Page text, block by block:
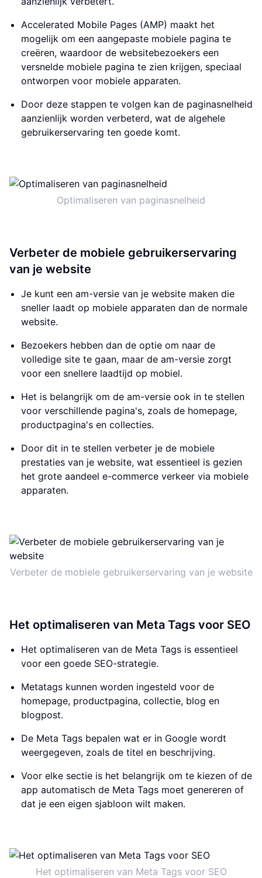
Accelerated Mobile Pages (AMP) maakt het
mogelijk om een aangepaste mobiele pagina te
creëren, waardoor de websitebezoekers een
versnelde mobiele pagina te zien krijgen, speciaal
ontworpen voor mobiele apparaten.
Door deze stappen te volgen kan de paginasnelheid
aanzienlijk worden verbeterd, wat de algehele
gebruikerservaring ten goede komt.
Optimaliseren van paginasnelheid
Verbeter de mobiele gebruikerservaring
van je website
Je kunt een am-versie van je website maken die
sneller laadt op mobiele apparaten dan de normale
website.
Bezoekers hebben dan de optie om naar de
volledige site te gaan, maar de am-versie zorgt
voor een snellere laadtijd op mobiel.
Het is belangrijk om de am-versie ook in te stellen
voor verschillende pagina's, zoals de homepage,
productpagina's en collecties.
Door dit in te stellen verbeter je de mobiele
prestaties van je website, wat essentieel is gezien
het grote aandeel e-commerce verkeer via mobiele
apparaten.
Verbeter de mobiele gebruikerservaring van je website
Het optimaliseren van Meta Tags voor SEO
Het optimaliseren van de Meta Tags is essentieel
voor een goede SEO-strategie.
Metatags kunnen worden ingesteld voor de
homepage, productpagina, collectie, blog en
blogpost.
De Meta Tags bepalen wat er in Google wordt
weergegeven, zoals de titel en beschrijving.
Voor elke sectie is het belangrijk om te kiezen of de
app automatisch de Meta Tags moet genereren of
dat je een eigen sjabloon wilt maken.
Het optimaliseren van Meta Tags voor SEO